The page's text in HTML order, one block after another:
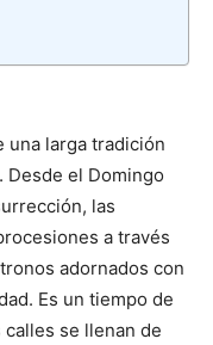
una larga tradición
Desde el Domingo
las
a través
adornados con
Es un tiempo de
se llenan de